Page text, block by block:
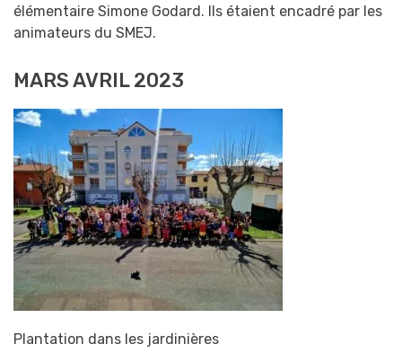
élémentaire Simone Godard. Ils étaient encadré par les
animateurs du SMEJ.
MARS AVRIL 2023
Plantation dans les jardinières